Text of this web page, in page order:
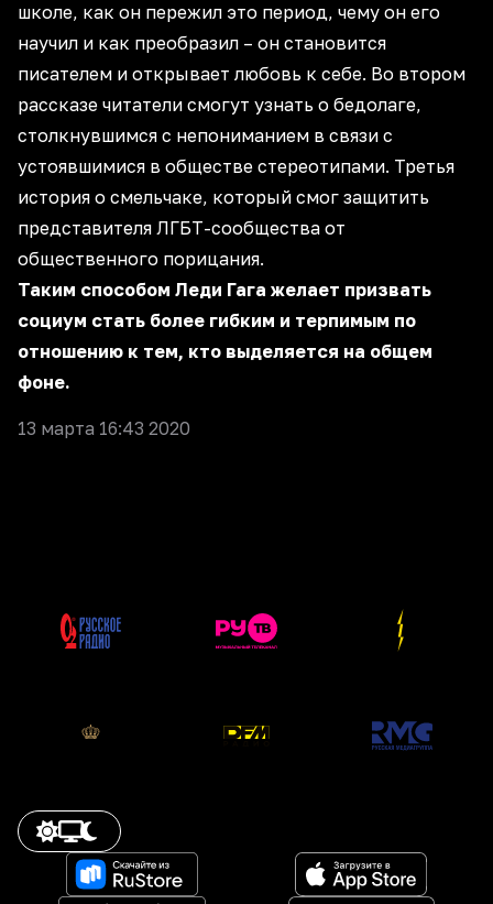
школе, как он пережил это период, чему он его
научил и как преобразил – он становится
писателем и открывает любовь к себе. Во втором
рассказе читатели смогут узнать о бедолаге,
столкнувшимся с непониманием в связи с
устоявшимися в обществе стереотипами. Третья
история о смельчаке, который смог защитить
представителя ЛГБТ-сообщества от
общественного порицания.
Таким способом Леди Гага желает призвать
социум стать более гибким и терпимым по
отношению к тем, кто выделяется на общем
фоне.
13 марта 16:43 2020